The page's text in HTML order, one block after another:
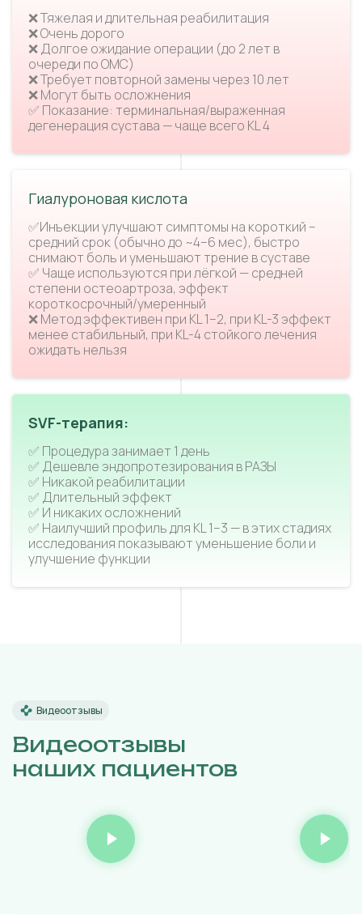
❌ Тяжелая и длительная реабилитация
❌ Очень дорого
❌ Долгое ожидание операции (до 2 лет в
очереди по ОМС)
❌ Требует повторной замены через 10 лет
❌ Могут быть осложнения
✅ Показание: терминальная/выраженная
дегенерация сустава — чаще всего KL 4
Гиалуроновая кислота
✅Инъекции улучшают симптомы на короткий –
средний срок (обычно до ~4–6 мес), быстро
снимают боль и уменьшают трение в суставе
✅ Чаще используются при лёгкой — средней
степени остеоартроза, эффект
короткосрочный/умеренный
❌ Метод эффективен при KL 1–2, при KL-3 эффект
менее стабильный, при KL-4 стойкого лечения
ожидать нельзя
SVF-терапия:
✅ Процедура занимает 1 день
✅ Дешевле эндопротезирования в РАЗЫ
✅ Никакой реабилитации
✅ Длительный эффект
✅ И никаких осложнений
✅ Наилучший профиль для KL 1–3 — в этих стадиях
исследования показывают уменьшение боли и
улучшение функции
Видеоотзывы
Видеоотзывы
наших пациентов